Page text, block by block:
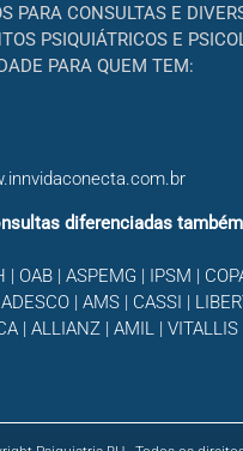
PARA CONSULTAS E
PSIQUIÁTRICOS E
PARA QUEM TEM:
diferenciadas
| OAB | ASPEMG | IPSM |
| AMS | CASSI |
| ALLIANZ | AMIL | VITALLIS